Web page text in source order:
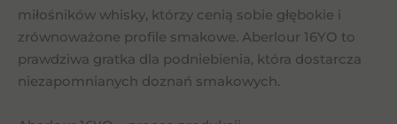
miłośników whisky, którzy cenią sobie głębokie i
zrównoważone profile smakowe. Aberlour 16YO to
prawdziwa gratka dla podniebienia, która dostarcza
niezapomnianych doznań smakowych.